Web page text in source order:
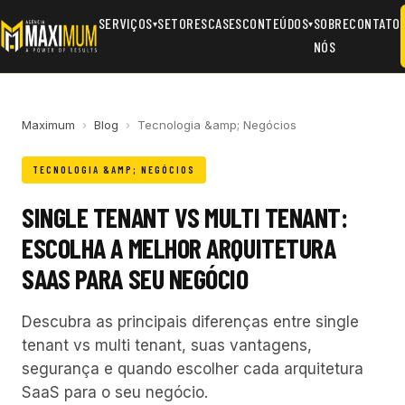
SERVIÇOS▾SETORESCASESCONTEÚDOS▾SOBRE
NÓS
CONTATO
Maximum › Blog › Tecnologia &amp; Negócios
TECNOLOGIA &AMP; NEGÓCIOS
SINGLE TENANT VS MULTI TENANT:
ESCOLHA A MELHOR ARQUITETURA
SAAS PARA SEU NEGÓCIO
Descubra as principais diferenças entre single
tenant vs multi tenant, suas vantagens,
segurança e quando escolher cada arquitetura
SaaS para o seu negócio.